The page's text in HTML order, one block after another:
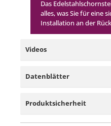
Das
alles, was Sie für eine
Installation an der
Videos
Datenblätter
Produktsicherheit